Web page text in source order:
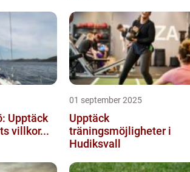
Upptäck
villkor...
01 september 2025
Upptäck
träningsmöjligheter i
Hudiksvall